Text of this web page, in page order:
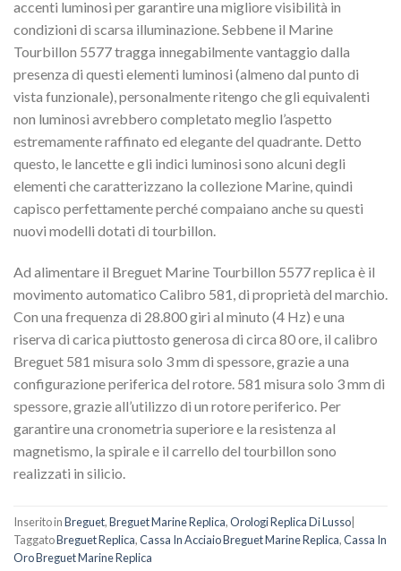
accenti luminosi per garantire una migliore visibilità in
condizioni di scarsa illuminazione. Sebbene il Marine
Tourbillon 5577 tragga innegabilmente vantaggio dalla
presenza di questi elementi luminosi (almeno dal punto di
vista funzionale), personalmente ritengo che gli equivalenti
non luminosi avrebbero completato meglio l’aspetto
estremamente raffinato ed elegante del quadrante. Detto
questo, le lancette e gli indici luminosi sono alcuni degli
elementi che caratterizzano la collezione Marine, quindi
capisco perfettamente perché compaiano anche su questi
nuovi modelli dotati di tourbillon.
Ad alimentare il Breguet Marine Tourbillon 5577 replica è il
movimento automatico Calibro 581, di proprietà del marchio.
Con una frequenza di 28.800 giri al minuto (4 Hz) e una
riserva di carica piuttosto generosa di circa 80 ore, il calibro
Breguet 581 misura solo 3 mm di spessore, grazie a una
configurazione periferica del rotore. 581 misura solo 3 mm di
spessore, grazie all’utilizzo di un rotore periferico. Per
garantire una cronometria superiore e la resistenza al
magnetismo, la spirale e il carrello del tourbillon sono
realizzati in silicio.
Inserito inBreguet,Breguet Marine Replica,Orologi Replica Di Lusso|
TaggatoBreguet Replica,Cassa In Acciaio Breguet Marine Replica,Cassa In
Oro Breguet Marine Replica